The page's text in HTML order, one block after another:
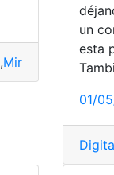
,Ministerio de
un
esta
01/